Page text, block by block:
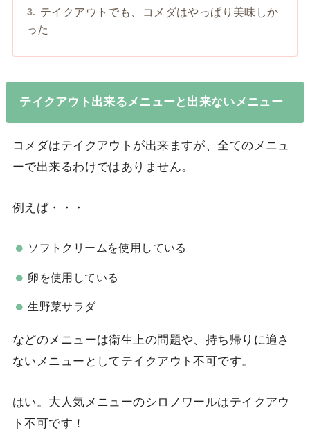
テイクアウトでも、コメダはやっぱり美味しか
った
テイクアウト出来るメニューと出来ないメニュー
コメダはテイクアウトが出来ますが、全てのメニュ
ーで出来るわけではありません。
例えば・・・
ソフトクリームを使用している
卵を使用している
生野菜サラダ
などのメニューは衛生上の問題や、持ち帰りに適さ
ないメニューとしてテイクアウト不可です。
はい。大人気メニューのシロノワールはテイクアウ
ト不可です！